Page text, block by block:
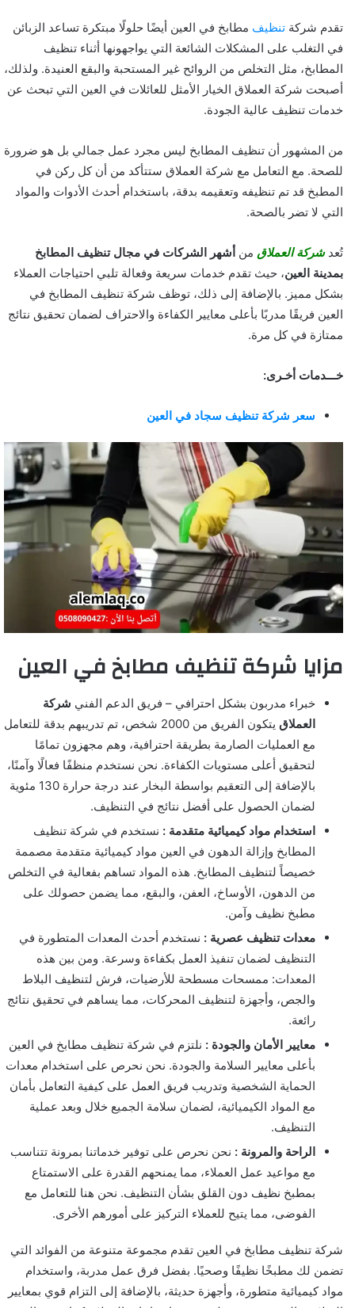
تقدم شركة تنظيف مطابخ في العين أيضًا حلولًا مبتكرة تساعد الزبائن
في التغلب على المشكلات الشائعة التي يواجهونها أثناء تنظيف
المطابخ، مثل التخلص من الروائح غير المستحبة والبقع العنيدة. ولذلك،
أصبحت شركة العملاق الخيار الأمثل للعائلات في العين التي تبحث عن
خدمات تنظيف عالية الجودة.
من المشهور أن تنظيف المطابخ ليس مجرد عمل جمالي بل هو ضرورة
للصحة. مع التعامل مع شركة العملاق ستتأكد من أن كل ركن في
المطبخ قد تم تنظيفه وتعقيمه بدقة، باستخدام أحدث الأدوات والمواد
التي لا تضر بالصحة.
تُعدشركة العملاق من أشهر الشركات في مجال تنظيف المطابخ
بمدينة العين، حيث تقدم خدمات سريعة وفعالة تلبي احتياجات العملاء
بشكل مميز. بالإضافة إلى ذلك، توظف شركة تنظيف المطابخ في
العين فريقًا مدربًا بأعلى معايير الكفاءة والاحتراف لضمان تحقيق نتائج
ممتازة في كل مرة.
خـــدمات أخـرى:
سعر شركة تنظيف سجاد في العين
مزايا شركة تنظيف مطابخ في العين
خبراء مدربون بشكل احترافي – فريق الدعم الفني شركة
العملاق
يتكون الفريق من 2000 شخص، تم تدريبهم بدقة للتعامل
مع العمليات الصارمة بطريقة احترافية، وهم مجهزون تمامًا
لتحقيق أعلى مستويات الكفاءة. نحن نستخدم منظفًا فعالًا وآمنًا،
بالإضافة إلى التعقيم بواسطة البخار عند درجة حرارة 130 مئوية
لضمان الحصول على أفضل نتائج في التنظيف.
استخدام مواد كيميائية متقدمة : نستخدم في شركة تنظيف
المطابخ وإزالة الدهون في العين مواد كيميائية متقدمة مصممة
خصيصاً لتنظيف المطابخ. هذه المواد تساهم بفعالية في التخلص
من الدهون، الأوساخ، العفن، والبقع، مما يضمن حصولك على
مطبخ نظيف وآمن.
معدات تنظيف عصرية : نستخدم أحدث المعدات المتطورة في
التنظيف لضمان تنفيذ العمل بكفاءة وسرعة. ومن بين هذه
المعدات: ممسحات مسطحة للأرضيات، فرش لتنظيف البلاط
والجص، وأجهزة لتنظيف المحركات، مما يساهم في تحقيق نتائج
رائعة.
معايير الأمان والجودة : نلتزم في شركة تنظيف مطابخ في العين
بأعلى معايير السلامة والجودة. نحن نحرص على استخدام معدات
الحماية الشخصية وتدريب فريق العمل على كيفية التعامل بأمان
مع المواد الكيميائية، لضمان سلامة الجميع خلال وبعد عملية
التنظيف.
الراحة والمرونة : نحن نحرص على توفير خدماتنا بمرونة تتناسب
مع مواعيد عمل العملاء، مما يمنحهم القدرة على الاستمتاع
بمطبخ نظيف دون القلق بشأن التنظيف. نحن هنا للتعامل مع
الفوضى، مما يتيح للعملاء التركيز على أمورهم الأخرى.
شركة تنظيف مطابخ في العين تقدم مجموعة متنوعة من الفوائد التي
تضمن لك مطبخًا نظيفًا وصحيًا. بفضل فرق عمل مدربة، واستخدام
مواد كيميائية متطورة، وأجهزة حديثة، بالإضافة إلى التزام قوي بمعايير